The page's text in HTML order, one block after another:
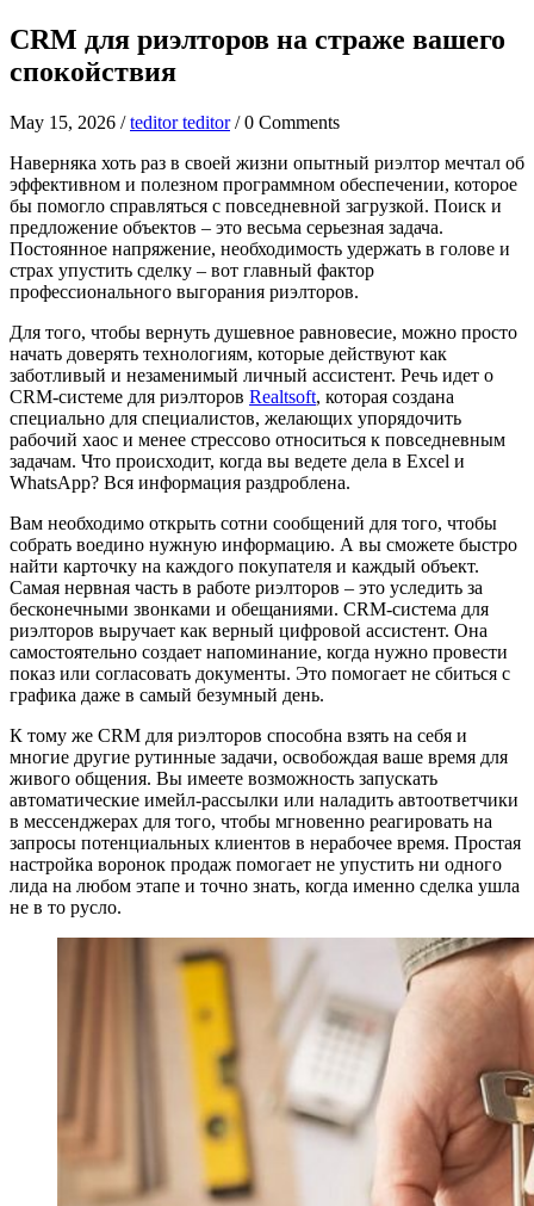
CRM для риэлторов на страже вашего
спокойствия
May 15, 2026 /teditor teditor/ 0 Comments
Наверняка хоть раз в своей жизни опытный риэлтор мечтал об
эффективном и полезном программном обеспечении, которое
бы помогло справляться с повседневной загрузкой. Поиск и
предложение объектов – это весьма серьезная задача.
Постоянное напряжение, необходимость удержать в голове и
страх упустить сделку – вот главный фактор
профессионального выгорания риэлторов.
Для того, чтобы вернуть душевное равновесие, можно просто
начать доверять технологиям, которые действуют как
заботливый и незаменимый личный ассистент. Речь идет о
CRM-системе для риэлторов Realtsoft, которая создана
специально для специалистов, желающих упорядочить
рабочий хаос и менее стрессово относиться к повседневным
задачам. Что происходит, когда вы ведете дела в Excel и
WhatsApp? Вся информация раздроблена.
Вам необходимо открыть сотни сообщений для того, чтобы
собрать воедино нужную информацию. А вы сможете быстро
найти карточку на каждого покупателя и каждый объект.
Самая нервная часть в работе риэлторов – это уследить за
бесконечными звонками и обещаниями. CRM-система для
риэлторов выручает как верный цифровой ассистент. Она
самостоятельно создает напоминание, когда нужно провести
показ или согласовать документы. Это помогает не сбиться с
графика даже в самый безумный день.
К тому же CRM для риэлторов способна взять на себя и
многие другие рутинные задачи, освобождая ваше время для
живого общения. Вы имеете возможность запускать
автоматические имейл-рассылки или наладить автоответчики
в мессенджерах для того, чтобы мгновенно реагировать на
запросы потенциальных клиентов в нерабочее время. Простая
настройка воронок продаж помогает не упустить ни одного
лида на любом этапе и точно знать, когда именно сделка ушла
не в то русло.